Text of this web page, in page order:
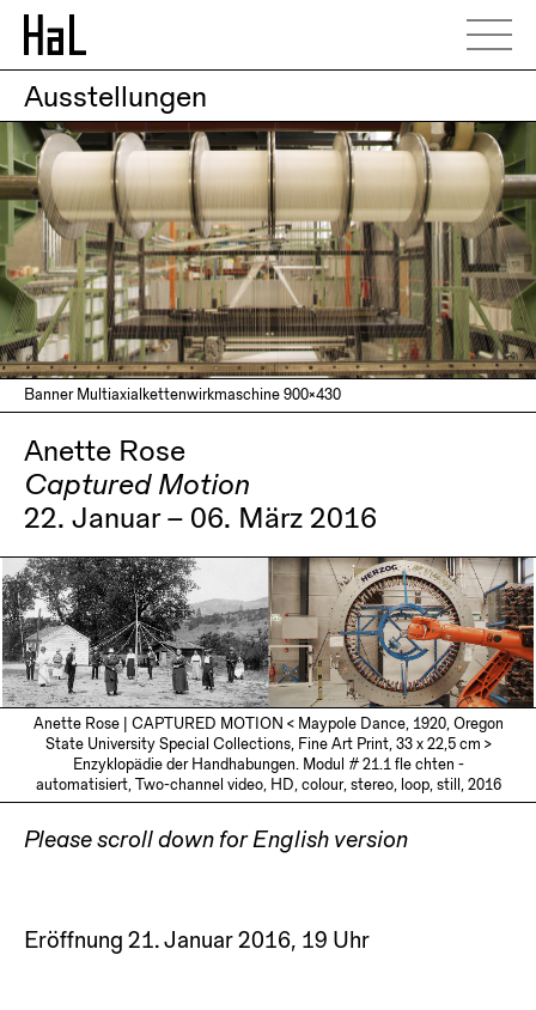
Ausstellungen
Banner Multiaxialkettenwirkmaschine 900×430
Anette Rose
Captured Motion
22. Januar – 06. März 2016
Anette Rose | CAPTURED MOTION < Maypole Dance, 1920, Oregon
State University Special Collections, Fine Art Print, 33 x 22,5 cm >
Enzyklopädie der Handhabungen. Modul # 21.1 fle chten -
automatisiert, Two-channel video, HD, colour, stereo, loop, still, 2016
Please scroll down for English version
Eröffnung 21. Januar 2016, 19 Uhr